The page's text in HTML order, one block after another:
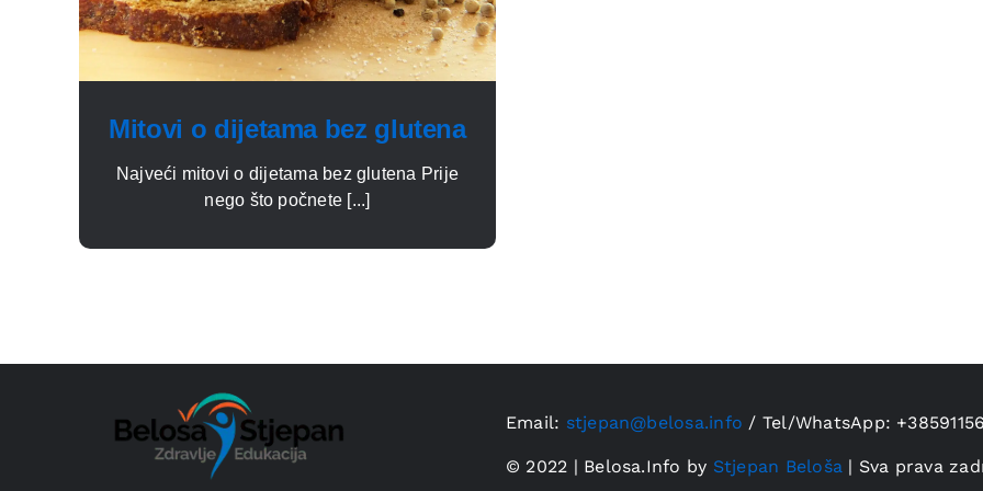
Mitovi o dijetama bez glutena
Najveći mitovi o dijetama bez glutena Prije
nego što počnete [...]
Email: stjepan@belosa.info / Tel/WhatsApp:
© 2022 | Belosa.Info by Stjepan Beloša | Sva prava